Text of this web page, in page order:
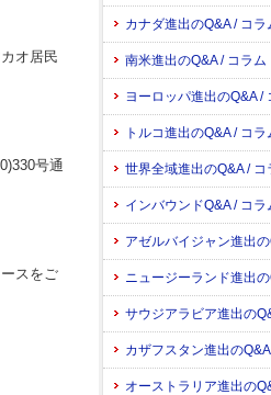
オ居民
号通
スをご
カナダ進出のQ&A / コラ
南米進出のQ&A / コラム
ヨーロッパ進出のQ&A /
トルコ進出のQ&A / コラ
世界全域進出のQ&A / コ
インバウンドQ&A / コラ
アゼルバイジャン進出
ニュージーランド進出
サウジアラビア進出の
カザフスタン進出の
オーストラリア進出の